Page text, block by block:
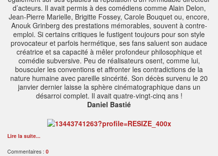
d’acteurs. Il avait permis à des comédiens comme Alain Delon,
Jean-Pierre Marielle, Brigitte Fossey, Carole Bouquet ou, encore,
Anouk Grinberg des prestations mémorables, souvent à contre-
emploi. Si certains critiques le fustigent toujours pour son style
provocateur et parfois hermétique, ses fans saluent son audace
créatrice et sa capacité à mêler profondeur philosophique et
comédie subversive. Peu de réalisateurs osent, comme lui,
bousculer les conventions et affronter les contradictions de la
nature humaine avec pareille sincérité. Son décès survenu le 20
janvier dernier laisse la sphère cinématographique dans un
désarroi complet. Il avait quatre-vingt-cinq ans !
Daniel Bastié
Lire la suite...
Commentaires : 0